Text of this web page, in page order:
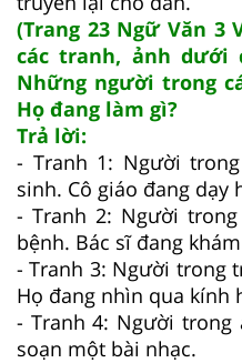
(Trang 23 Ngữ Văn 3
các tranh, ảnh
Những người trong
Họ đang làm gì?
Trả lời:
- Tranh 1: Người
sinh. Cô giáo đang dạy
- Tranh 2: Người
bệnh. Bác sĩ đang
- Tranh 3: Người trong
Họ đang nhìn qua kính
- Tranh 4: Người trong
soạn một bài nhạc.